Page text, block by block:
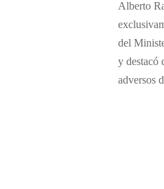
Alberto
del
y destacó
adversos